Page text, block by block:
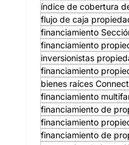
índice de cobertura
flujo de caja
financiamiento
financiamiento
inversionistas
financiamiento
bienes raíces
financiamiento
financiamiento de
financiamiento
financiamiento de